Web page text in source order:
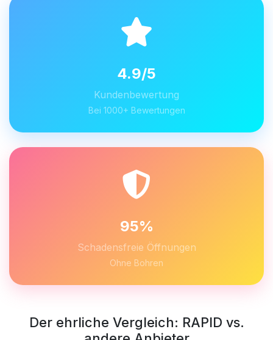
4.9/5
Kundenbewertung
Bei 1000+ Bewertungen
95%
Schadensfreie Öffnungen
Ohne Bohren
Der ehrliche Vergleich: RAPID vs.